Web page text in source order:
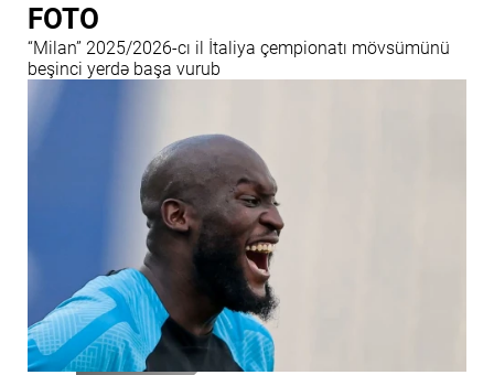
FOTO
“Milan” 2025/2026-cı il İtaliya çempionatı mövsümünü
beşinci yerdə başa vurub